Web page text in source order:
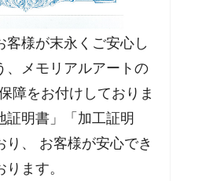
客様が末永くご安心し
、メモリアルアートの
障をお付けしておりま
証明書」「加工証明
り、 お客様が安心でき
ます。